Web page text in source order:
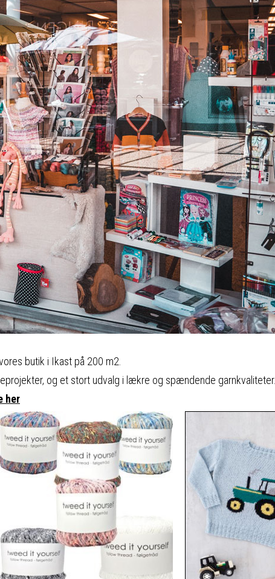
butik i Ikast på 200 m2.
og et stort udvalg i lækre og spændende garnkvaliteter.
her